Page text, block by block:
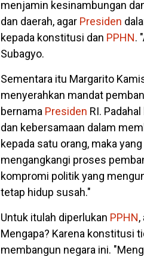
menjamin kesinambungan
dan daerah, agar Presiden
kepada konstitusi dan PPHN.
Subagyo.
Sementara itu Margarito
menyerahkan mandat
bernama Presiden RI.
dan kebersamaan dalam
kepada satu orang, maka
mengangkangi proses
kompromi politik yang
tetap hidup susah."
Untuk itulah diperlukan PPHN
Mengapa? Karena konstitusi
membangun negara ini.